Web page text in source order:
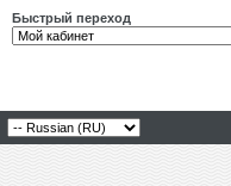
Быстрый переход